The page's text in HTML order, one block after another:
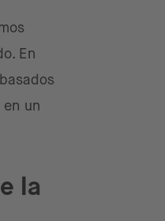
En
un
la